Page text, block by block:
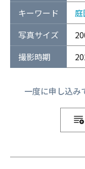
キーワード
写真サイズ
撮影時期
一度に申し込み